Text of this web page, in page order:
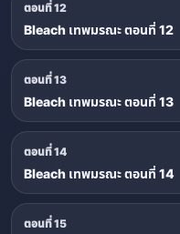
ตอนที่ 12
Bleach เทพมรณะ ตอนที่ 12
ตอนที่ 13
Bleach เทพมรณะ ตอนที่ 13
ตอนที่ 14
Bleach เทพมรณะ ตอนที่ 14
ตอนที่ 15